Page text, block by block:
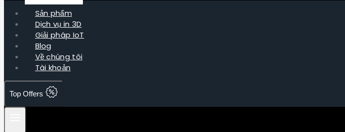
Sản phẩm
Dịch vụ in 3D
Giải pháp IoT
Blog
Về chúng tôi
Tài khoản
Top Offers